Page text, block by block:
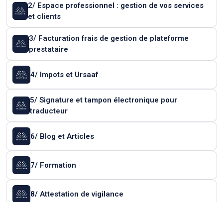
2/ Espace professionnel : gestion de vos services
et clients
3/ Facturation frais de gestion de plateforme
prestataire
4/ Impots et Ursaaf
5/ Signature et tampon électronique pour
traducteur
6/ Blog et Articles
7/ Formation
8/ Attestation de vigilance